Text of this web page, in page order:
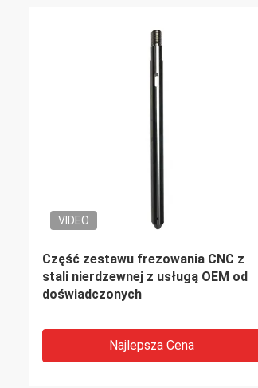
VIDEO
Wierzch CNC z stali nierdzewnej o
dużej mocy momentu obrotowego
do zastosowań przemysłowych
Najlepsza Cena